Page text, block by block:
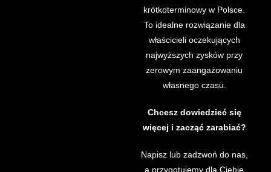
krótkoterminowy w Polsce.
To idealne rozwiązanie dla
właścicieli oczekujących
najwyższych zysków przy
zerowym zaangażowaniu
własnego czasu.
Chcesz dowiedzieć się
więcej i zacząć zarabiać?
Napisz lub zadzwoń do nas,
a przygotujemy dla Ciebie